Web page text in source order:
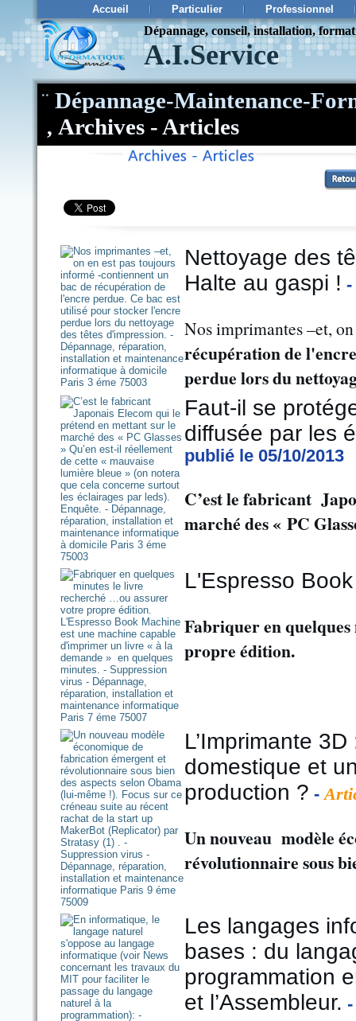
Accueil Particulier Professionnel
Dépannage, conseil, installation,
A.I.Service
¨ Dépannage-Maintenance-
, Archives - Articles
Nettoyage des
Halte au gaspi ! -
Nos imprimantes –et,
récupération de
perdue lors du
Faut-il se
diffusée par les
publié le 05/10/2013
C’est le fabricant
marché des « PC
L'Espresso
Fabriquer en
propre édition.
L’Imprimante
domestique et
production ? -
Un nouveau modèle
révolutionnaire sous
Les langages
bases : du
programmation
et l’Assembleur.